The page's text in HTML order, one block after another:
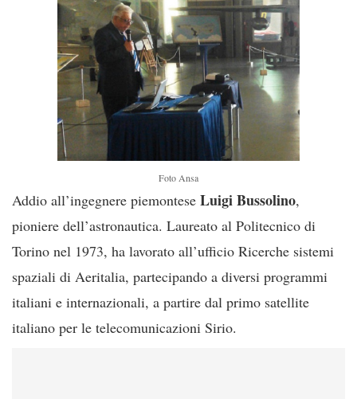
Foto Ansa
Addio all’ingegnere piemontese Luigi Bussolino,
pioniere dell’astronautica. Laureato al Politecnico di
Torino nel 1973, ha lavorato all’ufficio Ricerche sistemi
spaziali di Aeritalia, partecipando a diversi programmi
italiani e internazionali, a partire dal primo satellite
italiano per le telecomunicazioni Sirio.